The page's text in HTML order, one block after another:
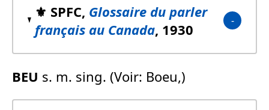
⚜️ SPFC, Glossaire du parler
français au Canada, 1930
BEU s. m. sing. (Voir: Boeu,)